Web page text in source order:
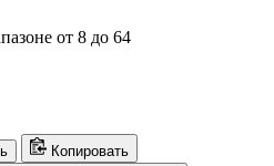
от 8 до 64
Копировать